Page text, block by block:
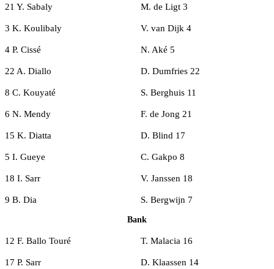
21 Y. Sabaly M. de Ligt 3
3 K. Koulibaly V. van Dijk 4
4 P. Cissé N. Aké 5
22 A. Diallo D. Dumfries 22
8 C. Kouyaté S. Berghuis 11
6 N. Mendy F. de Jong 21
15 K. Diatta D. Blind 17
5 I. Gueye C. Gakpo 8
18 I. Sarr V. Janssen 18
9 B. Dia S. Bergwijn 7
Bank
12 F. Ballo Touré T. Malacia 16
17 P. Sarr D. Klaassen 14